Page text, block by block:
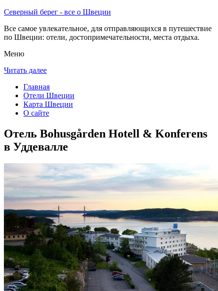
Северный берег - все о Швеции
Все самое увлекательное, для отправляющихся в путешествие
по Швеции: отели, достопримечательности, места отдыха.
Меню
Читать далее
Главная
Отели Швеции
Карта Швеции
О сайте
Отель Bohusgården Hotell & Konferens
в Уддевалле